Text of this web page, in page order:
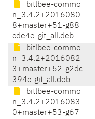
bitlbee-commo
n_3.4.2+2016080
8+master+51-g88
cde4e-git_all.deb
bitlbee-commo
n_3.4.2+2016082
3+master+52-g2dc
394c-git_all.deb
bitlbee-commo
n_3.4.2+2016083
0+master+53-g67